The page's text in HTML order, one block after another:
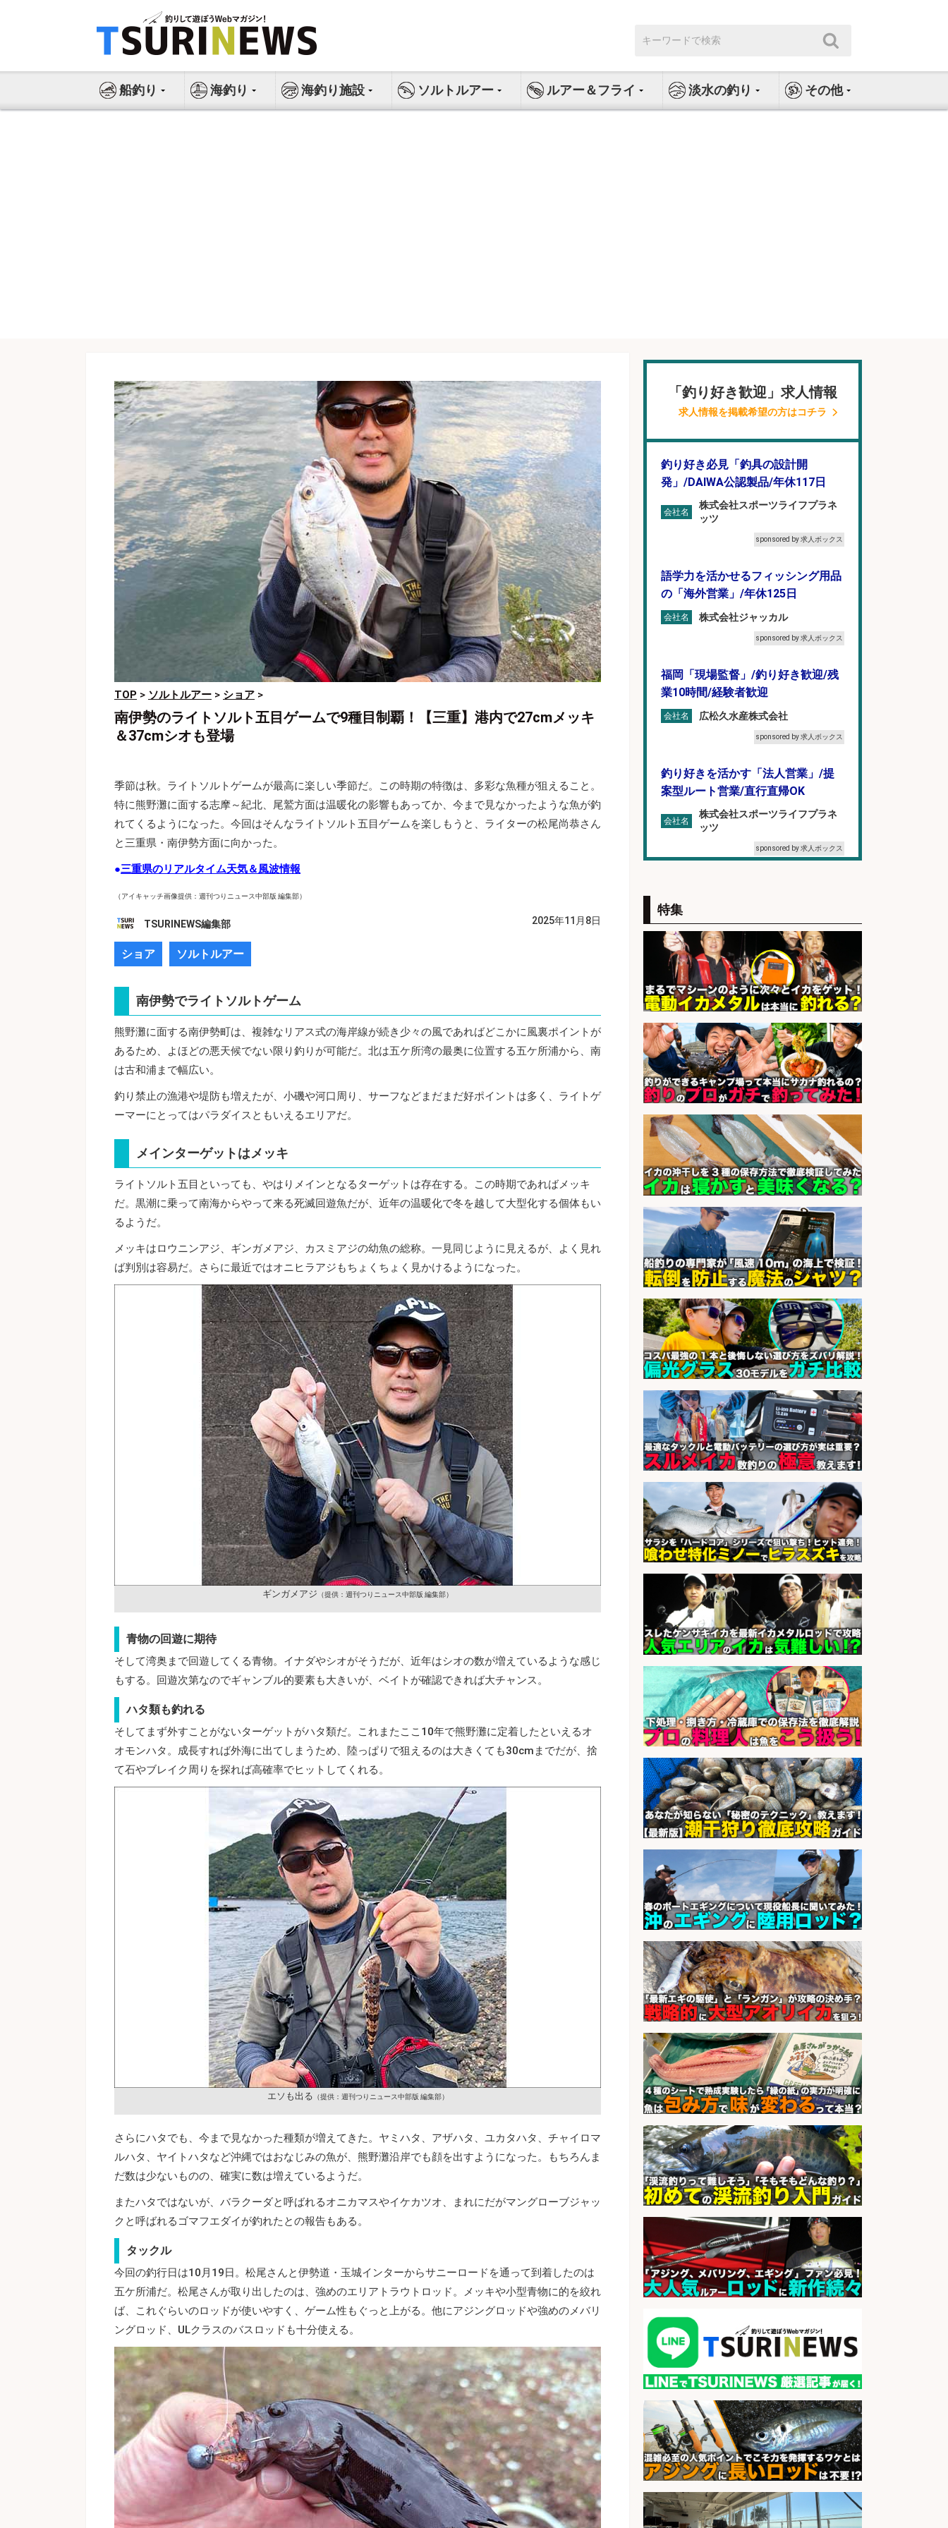
ス
索:
船釣り 海釣り 海釣り施設 ソルトルアー ルアー＆フライ 淡水の釣り その他
TOP > ソルトルアー > ショア >
南伊勢のライトソルト五目ゲームで9種目制覇！【三重】港内で27cmメッキ
＆37cmシオも登場
季節は秋。ライトソルトゲームが最高に楽しい季節だ。この時期の特徴は、多彩な魚種が狙えること。
特に熊野灘に面する志摩～紀北、尾鷲方面は温暖化の影響もあってか、今まで見なかったような魚が釣
れてくるようになった。今回はそんなライトソルト五目ゲームを楽しもうと、ライターの松尾尚恭さん
と三重県・南伊勢方面に向かった。
●三重県のリアルタイム天気＆風波情報
（アイキャッチ画像提供：週刊つりニュース中部版 編集部）
TSURINEWS編集部 2025年11月8日
ショア ソルトルアー
南伊勢でライトソルトゲーム
熊野灘に面する南伊勢町は、複雑なリアス式の海岸線が続き少々の風であればどこかに風裏ポイントが
あるため、よほどの悪天候でない限り釣りが可能だ。北は五ケ所湾の最奥に位置する五ケ所浦から、南
は古和浦まで幅広い。
釣り禁止の漁港や堤防も増えたが、小磯や河口周り、サーフなどまだまだ好ポイントは多く、ライトゲ
ーマーにとってはパラダイスともいえるエリアだ。
メインターゲットはメッキ
ライトソルト五目といっても、やはりメインとなるターゲットは存在する。この時期であればメッキ
だ。黒潮に乗って南海からやって来る死滅回遊魚だが、近年の温暖化で冬を越して大型化する個体もい
るようだ。
メッキはロウニンアジ、ギンガメアジ、カスミアジの幼魚の総称。一見同じように見えるが、よく見れ
ば判別は容易だ。さらに最近ではオニヒラアジもちょくちょく見かけるようになった。
ギンガメアジ （提供：週刊つりニュース中部版 編集部）
青物の回遊に期待
そして湾奥まで回遊してくる青物。イナダやシオがそうだが、近年はシオの数が増えているような感じ
もする。回遊次第なのでギャンブル的要素も大きいが、ベイトが確認できれば大チャンス。
ハタ類も釣れる
そしてまず外すことがないターゲットがハタ類だ。これまたここ10年で熊野灘に定着したといえるオ
オモンハタ。成長すれば外海に出てしまうため、陸っぱりで狙えるのは大きくても30cmまでだが、捨
て石やブレイク周りを探れば高確率でヒットしてくれる。
エソも出る （提供：週刊つりニュース中部版 編集部）
さらにハタでも、今まで見なかった種類が増えてきた。ヤミハタ、アザハタ、ユカタハタ、チャイロマ
ルハタ、ヤイトハタなど沖縄ではおなじみの魚が、熊野灘沿岸でも顔を出すようになった。もちろんま
だ数は少ないものの、確実に数は増えているようだ。
またハタではないが、バラクーダと呼ばれるオニカマスやイケカツオ、まれにだがマングローブジャッ
クと呼ばれるゴマフエダイが釣れたとの報告もある。
タックル
今回の釣行日は10月19日。松尾さんと伊勢道・玉城インターからサニーロードを通って到着したのは
五ケ所浦だ。松尾さんが取り出したのは、強めのエリアトラウトロッド。メッキや小型青物に的を絞れ
ば、これぐらいのロッドが使いやすく、ゲーム性もぐっと上がる。他にアジングロッドや強めのメバリ
ングロッド、ULクラスのバスロッドも十分使える。
「釣り好き歓迎」求人情報
求人情報を掲載希望の方はコチラ
釣り好き必見「釣具の設計開
発」/DAIWA公認製品/年休117日
会社名
株式会社スポーツライフプラネ
ッツ
sponsored by 求人ボックス
語学力を活かせるフィッシング用品
の「海外営業」/年休125日
会社名 株式会社ジャッカル
sponsored by 求人ボックス
福岡「現場監督」/釣り好き歓迎/残
業10時間/経験者歓迎
会社名 広松久水産株式会社
sponsored by 求人ボックス
釣り好きを活かす「法人営業」/提
案型ルート営業/直行直帰OK
会社名
株式会社スポーツライフプラネ
ッツ
sponsored by 求人ボックス
長候補/本物を知る大人の隠れ家!魚
の価値を上げ、地域を元気に!店長候
補募集
会社名 酒場あらかぶ 酒場あらかぶ
sponsored by 求人ボックス
シスタントのお仕事/残業なし/即日
勤務可/営業事務/軽作業
会社名 株式会社パソナ
sponsored by 求人ボックス
未経験歓迎/釣り具メーカーでのル
ート営業/釣りや釣具などの知識必
須/残業なし
会社名 株式会社天龍
sponsored by 求人ボックス
精肉・青果・鮮魚販売/「志布志
市」お魚のカットや商品の陳列スタ
ッフ/志布志市/「時給1,150円〜」/
未経験歓迎×残業少なめ×車通勤OK/
鹿児島県
会社名 株式会社ホットスタッフ鹿児島
sponsored by 求人ボックス
精肉・青果・鮮魚販売/「志布志
市」「時給1,150円〜」志布志駅か
ら車5分/お魚のカットや商品の陳列
業務/残業少なめ×車通勤OK×時間選
べる/鹿児島県/志布志市
株式会社ホットスタッフ鹿児島
sponsored by 求人ボックス
釣り具などの出荷作業～～/工場/製
造
会社名 UTグループ株式会社
sponsored by 求人ボックス
さらに求人情報を見る
特集